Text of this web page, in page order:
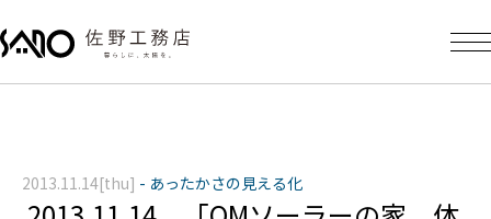
2013.11.14[thu] - あったかさの見える化